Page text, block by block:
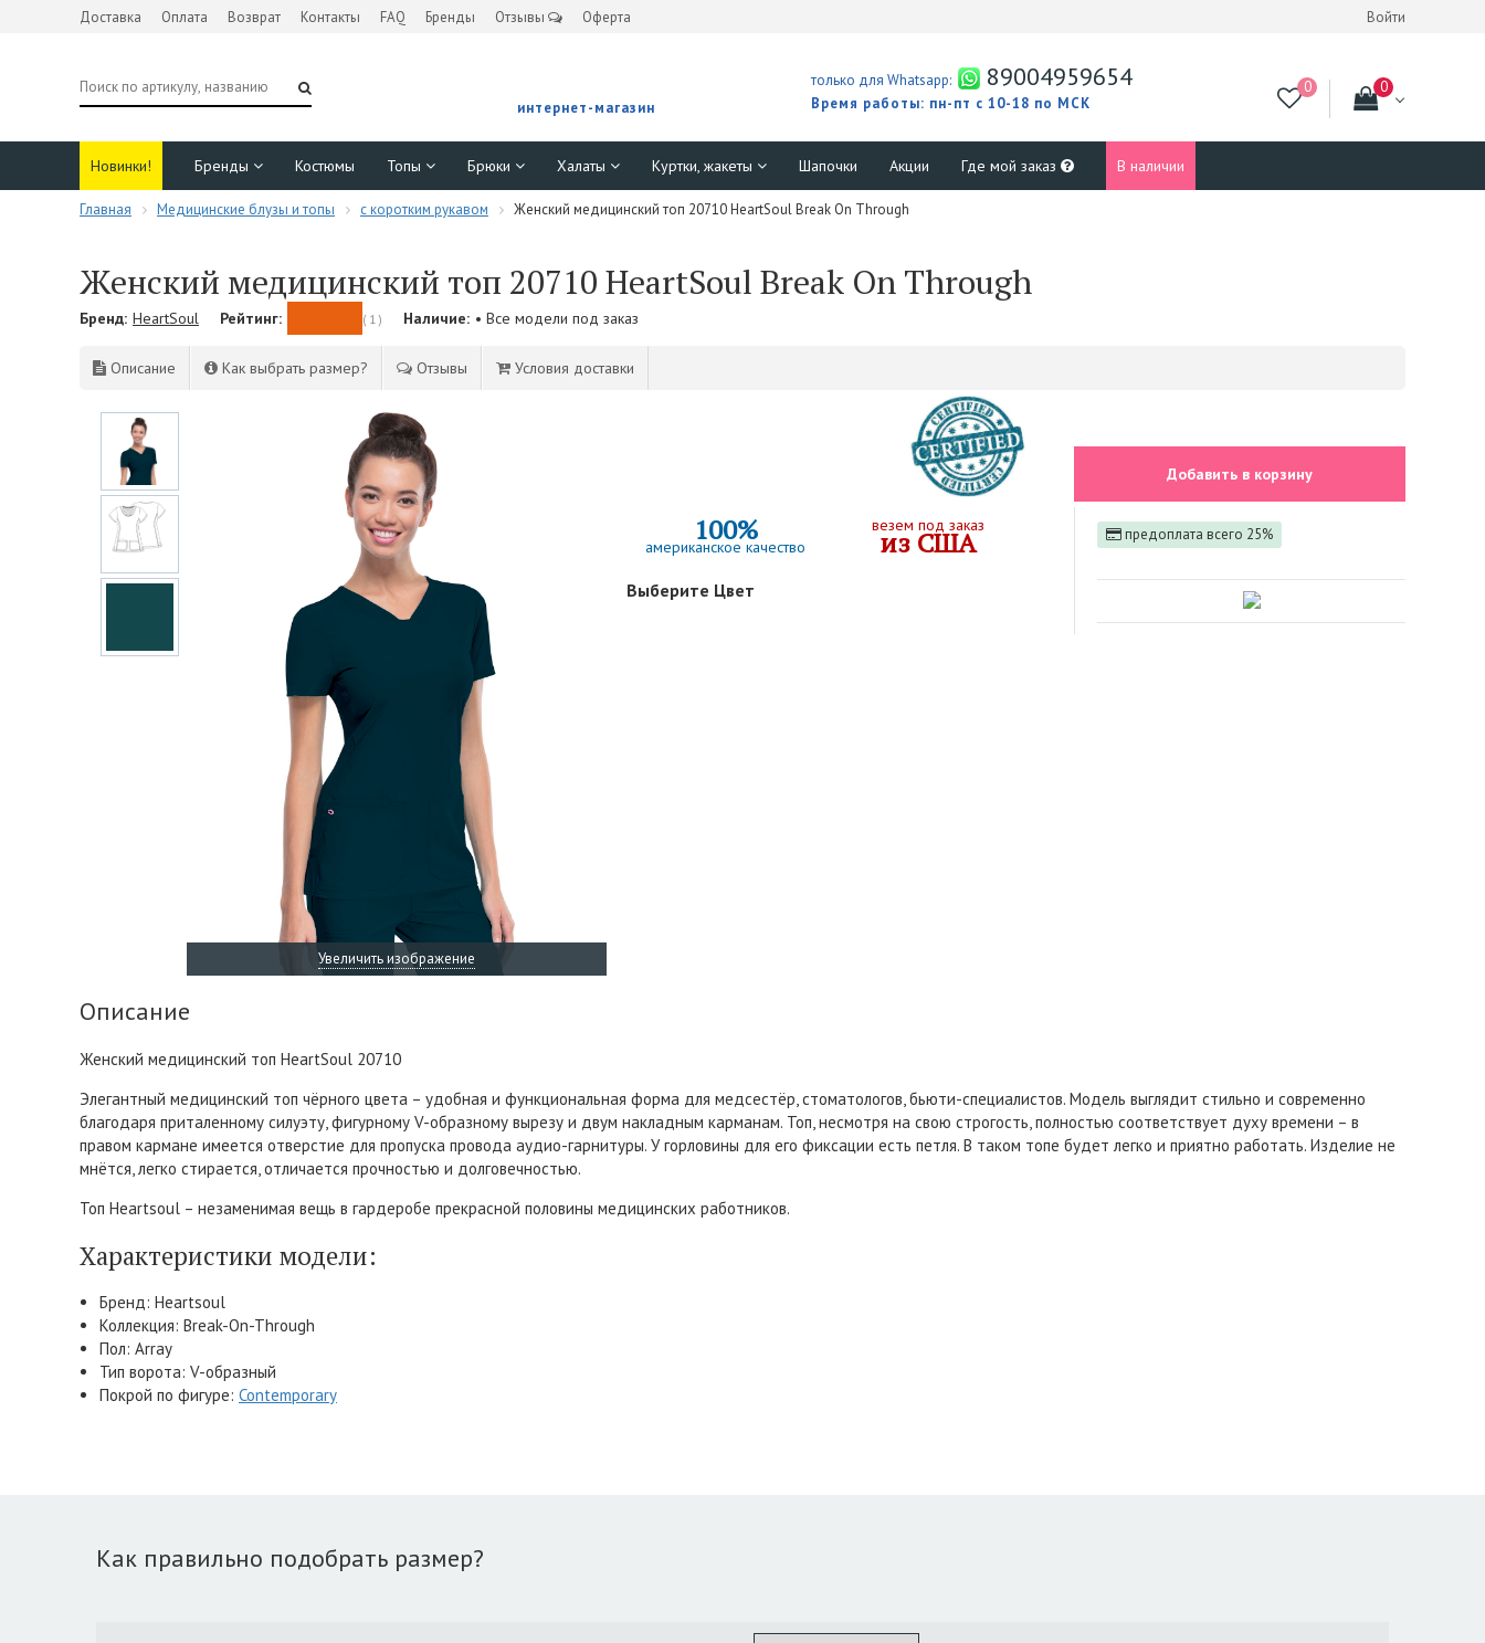
Доставка Оплата Возврат Контакты FAQ Бренды Отзывы Оферта Войти
интернет-магазин
только для Whatsapp: 89004959654
Время работы: пн-пт с 10-18 по МСК
Новинки! Бренды Костюмы Топы Брюки Халаты Куртки, жакеты Шапочки Акции Где мой заказ В наличии
Главная Медицинские блузы и топы с коротким рукавом Женский медицинский топ 20710 HeartSoul Break On Through
Женский медицинский топ 20710 HeartSoul Break On Through
Бренд: HeartSoul Рейтинг: ( 1 ) Наличие: • Все модели под заказ
Описание Как выбрать размер? Отзывы Условия доставки
Увеличить изображение
100%
американское качество
везем под заказ
из США
Выберите Цвет
Добавить в корзину
предоплата всего 25%
Описание
Женский медицинский топ HeartSoul 20710
Элегантный медицинский топ чёрного цвета – удобная и функциональная форма для медсестёр, стоматологов, бьюти-специалистов. Модель выглядит стильно и современно
благодаря приталенному силуэту, фигурному V-образному вырезу и двум накладным карманам. Топ, несмотря на свою строгость, полностью соответствует духу времени – в
правом кармане имеется отверстие для пропуска провода аудио-гарнитуры. У горловины для его фиксации есть петля. В таком топе будет легко и приятно работать. Изделие не
мнётся, легко стирается, отличается прочностью и долговечностью.
Топ Heartsoul – незаменимая вещь в гардеробе прекрасной половины медицинских работников.
Характеристики модели:
Бренд: Heartsoul
Коллекция: Break-On-Through
Пол: Array
Тип ворота: V-образный
Покрой по фигуре: Contemporary
Как правильно подобрать размер?